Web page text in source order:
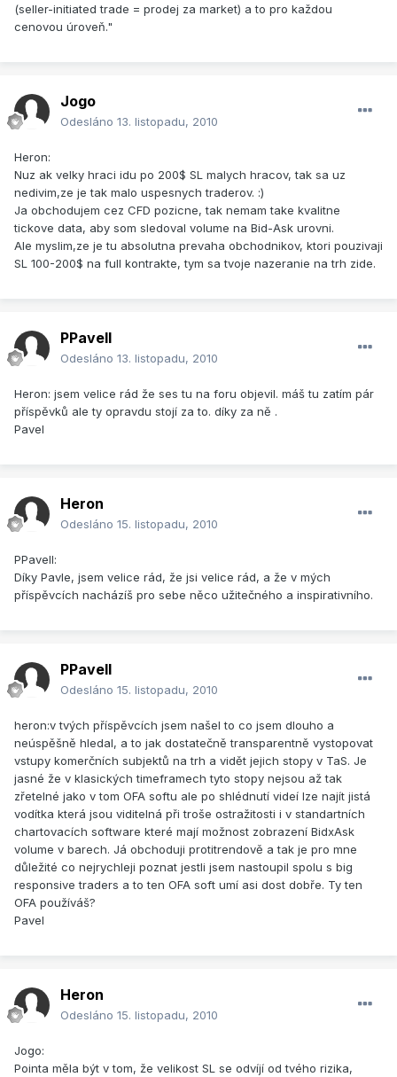
(seller-initiated trade = prodej za market) a to pro každou
cenovou úroveň."
Jogo
Odesláno 13. listopadu, 2010
Heron:
Nuz ak velky hraci idu po 200$ SL malych hracov, tak sa uz
nedivim,ze je tak malo uspesnych traderov. :)
Ja obchodujem cez CFD pozicne, tak nemam take kvalitne
tickove data, aby som sledoval volume na Bid-Ask urovni.
Ale myslim,ze je tu absolutna prevaha obchodnikov, ktori pouzivaji
SL 100-200$ na full kontrakte, tym sa tvoje nazeranie na trh zide.
PPavell
Odesláno 13. listopadu, 2010
Heron: jsem velice rád že ses tu na foru objevil. máš tu zatím pár
příspěvků ale ty opravdu stojí za to. díky za ně .
Pavel
Heron
Odesláno 15. listopadu, 2010
PPavell:
Díky Pavle, jsem velice rád, že jsi velice rád, a že v mých
příspěvcích nacházíš pro sebe něco užitečného a inspirativního.
PPavell
Odesláno 15. listopadu, 2010
heron:v tvých příspěvcích jsem našel to co jsem dlouho a
neúspěšně hledal, a to jak dostatečně transparentně vystopovat
vstupy komerčních subjektů na trh a vidět jejich stopy v TaS. Je
jasné že v klasických timeframech tyto stopy nejsou až tak
zřetelné jako v tom OFA softu ale po shlédnutí videí lze najít jistá
vodítka která jsou viditelná při troše ostražitosti i v standartních
chartovacích software které mají možnost zobrazení BidxAsk
volume v barech. Já obchoduji protitrendově a tak je pro mne
důležité co nejrychleji poznat jestli jsem nastoupil spolu s big
responsive traders a to ten OFA soft umí asi dost dobře. Ty ten
OFA používáš?
Pavel
Heron
Odesláno 15. listopadu, 2010
Jogo:
Pointa měla být v tom, že velikost SL se odvíjí od tvého rizika,